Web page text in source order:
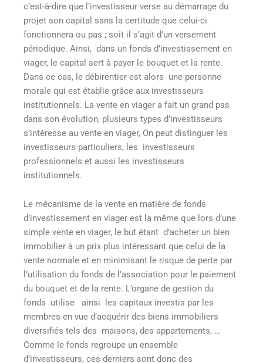
c’est-à-dire que l’investisseur verse au démarrage du
projet son capital sans la certitude que celui-ci
fonctionnera ou pas ; soit il s’agit d’un versement
périodique. Ainsi, dans un fonds d’investissement en
viager, le capital sert à payer le bouquet et la rente.
Dans ce cas, le débirentier est alors une personne
morale qui est établie grâce aux investisseurs
institutionnels. La vente en viager a fait un grand pas
dans son évolution, plusieurs types d’investisseurs
s’intéresse au vente en viager, On peut distinguer les
investisseurs particuliers, les investisseurs
professionnels et aussi les investisseurs
institutionnels.
Le mécanisme de la vente en matière de fonds
d’investissement en viager est la même que lors d’une
simple vente en viager, le but étant d’acheter un bien
immobilier à un prix plus intéressant que celui de la
vente normale et en minimisant le risque de perte par
l’utilisation du fonds de l’association pour le paiement
du bouquet et de la rente. L’organe de gestion du
fonds utilise ainsi les capitaux investis par les
membres en vue d’acquérir des biens immobiliers
diversifiés tels des maisons, des appartements, …
Comme le fonds regroupe un ensemble
d’investisseurs, ces derniers sont donc des